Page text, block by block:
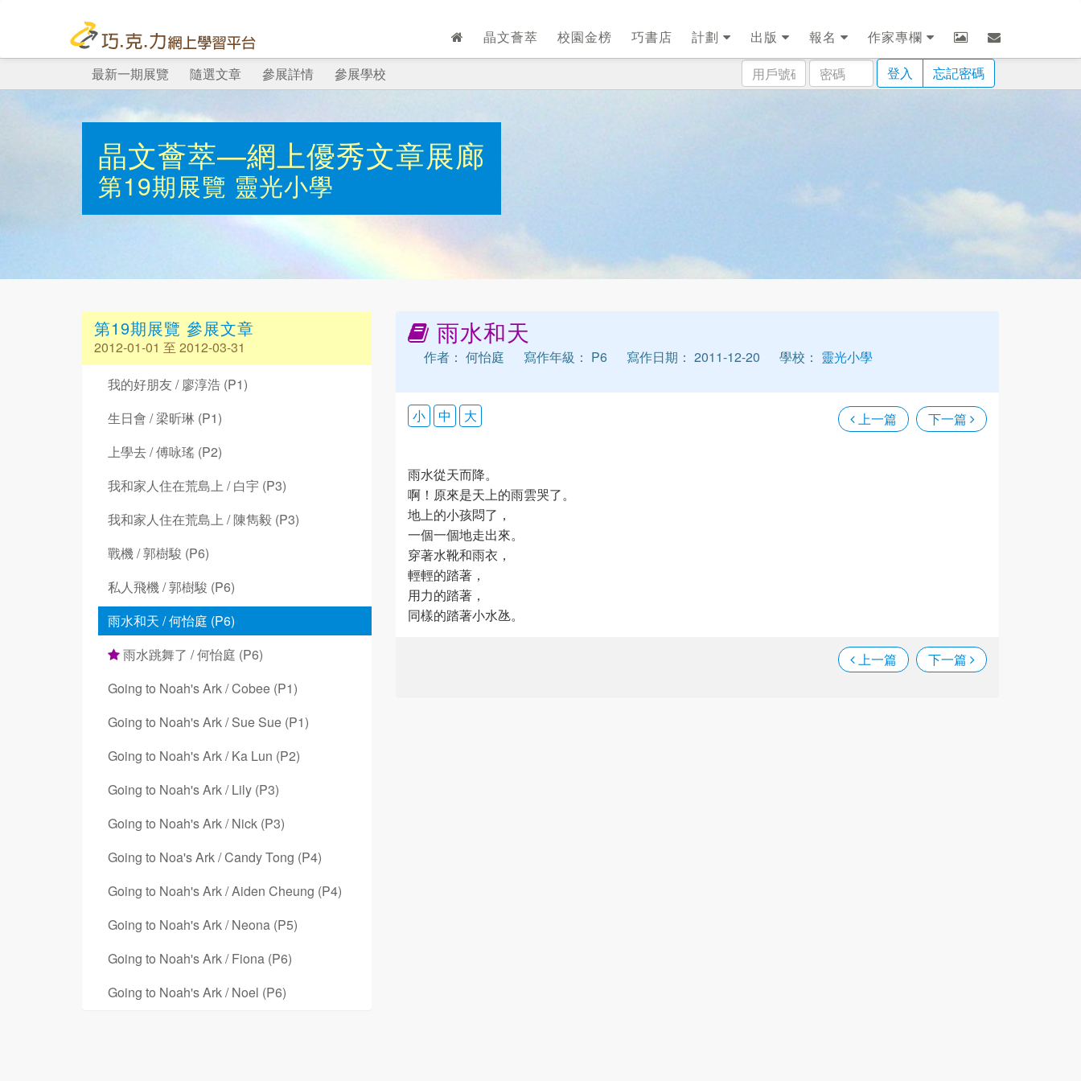
晶文薈萃 校園金榜 巧書店 計劃 出版 報名
作家專欄
用
戶
密
碼
登入 忘記密碼
最新一期展覽 隨選文章 參展詳情 參展學校
晶文薈萃—網上優秀文章展廊
第19期展覽 靈光小學
第19期展覽 參展文章
2012-01-01 至 2012-03-31
我的好朋友 / 廖淳浩 (P1)
生日會 / 梁昕琳 (P1)
上學去 / 傅咏瑤 (P2)
我和家人住在荒島上 / 白宇 (P3)
我和家人住在荒島上 / 陳雋毅 (P3)
戰機 / 郭樹駿 (P6)
私人飛機 / 郭樹駿 (P6)
雨水和天 / 何怡庭 (P6)
雨水跳舞了 / 何怡庭 (P6)
Going to Noah's Ark / Cobee (P1)
Going to Noah's Ark / Sue Sue (P1)
Going to Noah's Ark / Ka Lun (P2)
Going to Noah's Ark / Lily (P3)
Going to Noah's Ark / Nick (P3)
Going to Noa's Ark / Candy Tong (P4)
Going to Noah's Ark / Aiden Cheung (P4)
Going to Noah's Ark / Neona (P5)
Going to Noah's Ark / Fiona (P6)
Going to Noah's Ark / Noel (P6)
雨水和天
作者： 何怡庭 寫作年級： P6 寫作日期： 2011-12-20 學校： 靈光小學
上一篇 下一篇
小 中 大
雨水從天而降。
啊！原來是天上的雨雲哭了。
地上的小孩悶了，
一個一個地走出來。
穿著水靴和雨衣，
輕輕的踏著，
用力的踏著，
同樣的踏著小水氹。
上一篇 下一篇